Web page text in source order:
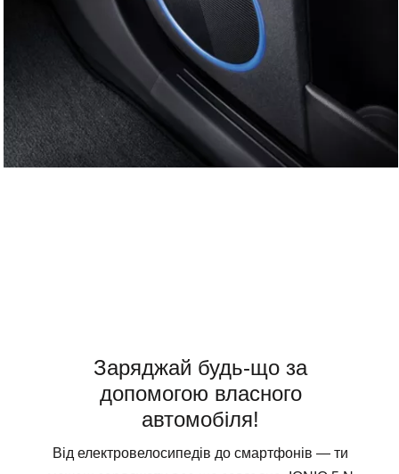
Заряджай будь-що за
допомогою власного
автомобіля!
Від електровелосипедів до смартфонів — ти